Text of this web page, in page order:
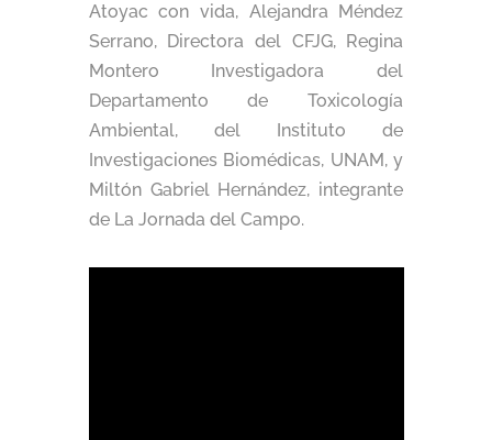
Atoyac con vida, Alejandra Méndez
Serrano, Directora del CFJG, Regina
Montero Investigadora del
Departamento de Toxicología
Ambiental, del Instituto de
Investigaciones Biomédicas, UNAM, y
Miltón Gabriel Hernández, integrante
de La Jornada del Campo.